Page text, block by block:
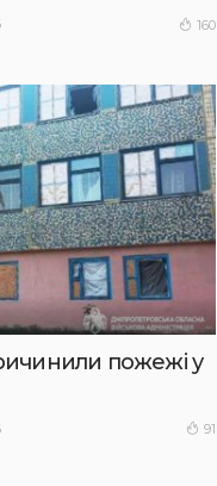
160
пожежі у
91